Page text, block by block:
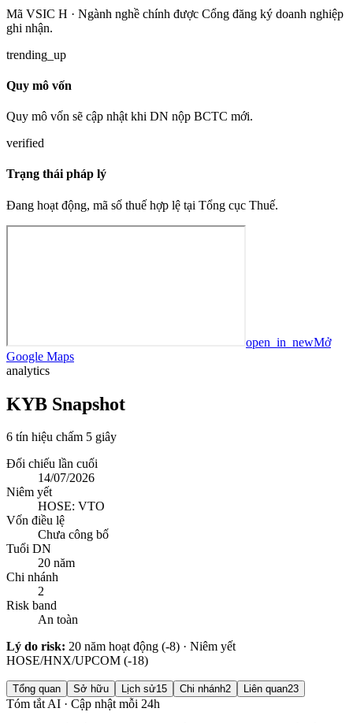
Mã VSIC H · Ngành nghề chính được Cổng đăng ký doanh nghiệp
ghi nhận.
trending_up
Quy mô vốn
Quy mô vốn sẽ cập nhật khi DN nộp BCTC mới.
verified
Trạng thái pháp lý
Đang hoạt động, mã số thuế hợp lệ tại Tổng cục Thuế.
open_in_newMở
Google Maps
analytics
KYB Snapshot
6 tín hiệu chấm 5 giây
Đối chiếu lần cuối
14/07/2026
Niêm yết
HOSE: VTO
Vốn điều lệ
Chưa công bố
Tuổi DN
20 năm
Chi nhánh
2
Risk band
An toàn
Lý do risk: 20 năm hoạt động (-8) · Niêm yết
HOSE/HNX/UPCOM (-18)
Tổng quan Sở hữu Lịch sử15 Chi nhánh2 Liên quan23
Tóm tắt AI · Cập nhật mỗi 24h